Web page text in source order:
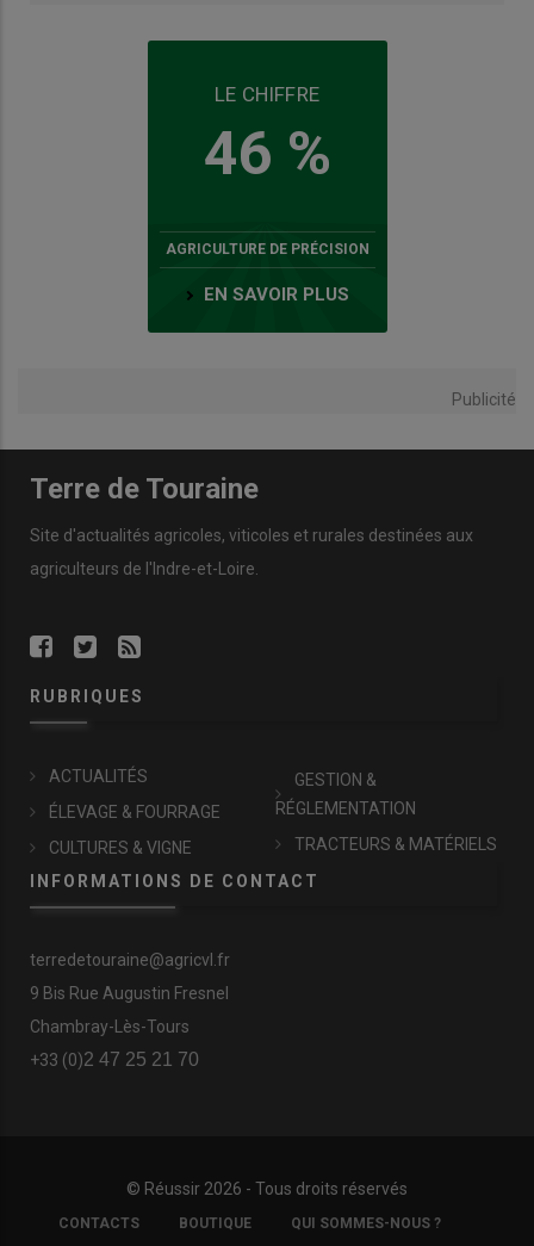
LE CHIFFRE
46 %
AGRICULTURE DE PRÉCISION
EN SAVOIR PLUS
Publicité
Terre de Touraine
Site d'actualités agricoles, viticoles et rurales destinées aux
agriculteurs de l'Indre-et-Loire.
RUBRIQUES
ACTUALITÉS
ÉLEVAGE & FOURRAGE
CULTURES & VIGNE
GESTION &
RÉGLEMENTATION
TRACTEURS & MATÉRIELS
INFORMATIONS DE CONTACT
terredetouraine@agricvl.fr
9 Bis Rue Augustin Fresnel
Chambray-Lès-Tours
+33 (0)2 47 25 21 70
© Réussir 2026 - Tous droits réservés
FOOTER
COPYRIGHT
CONTACTS BOUTIQUE QUI SOMMES-NOUS ?